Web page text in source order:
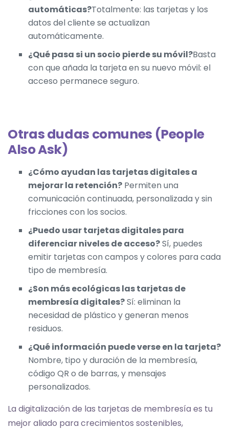
automáticas?Totalmente: las tarjetas y los
datos del cliente se actualizan
automáticamente.
¿Qué pasa si un socio pierde su móvil?Basta
con que añada la tarjeta en su nuevo móvil: el
acceso permanece seguro.
Otras dudas comunes (People
Also Ask)
¿Cómo ayudan las tarjetas digitales a
mejorar la retención? Permiten una
comunicación continuada, personalizada y sin
fricciones con los socios.
¿Puedo usar tarjetas digitales para
diferenciar niveles de acceso?Sí, puedes
emitir tarjetas con campos y colores para cada
tipo de membresía.
¿Son más ecológicas las tarjetas de
membresía digitales?Sí: eliminan la
necesidad de plástico y generan menos
residuos.
¿Qué información puede verse en la tarjeta?
Nombre, tipo y duración de la membresía,
código QR o de barras, y mensajes
personalizados.
La digitalización de las tarjetas de membresía es tu
mejor aliado para crecimientos sostenibles,